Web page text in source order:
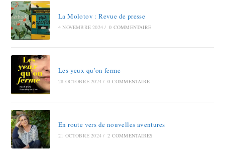
La Molotov : Revue de presse
4 NOVEMBRE 2024 / 0 COMMENTAIRE
Les yeux qu’on ferme
28 OCTOBRE 2024 / 0 COMMENTAIRE
En route vers de nouvelles aventures
21 OCTOBRE 2024 / 2 COMMENTAIRES